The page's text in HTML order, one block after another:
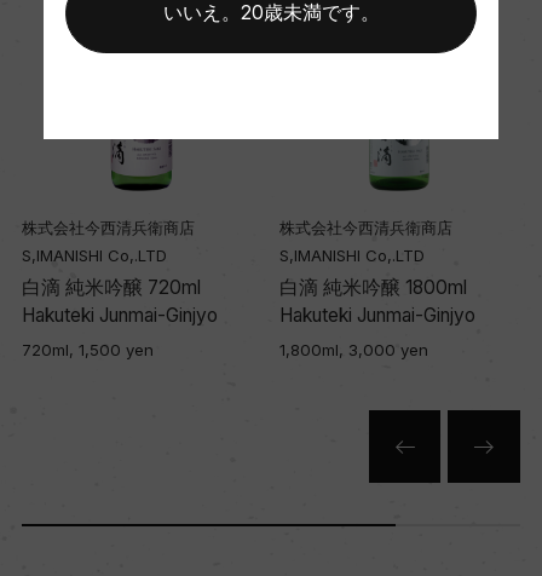
株式会社今西清兵衛商店
S,IMANISHI Co,.LTD
白滴 純米吟醸 720ml
Hakuteki Junmai-Ginjyo
720ml, 1,500 yen
株式会社今西清兵衛商店
S,IMANISHI Co,.LTD
白滴 純米吟醸 1800ml
Hakuteki Junmai-Ginjyo
1,800ml, 3,000 yen
いいえ。20歳未満です。